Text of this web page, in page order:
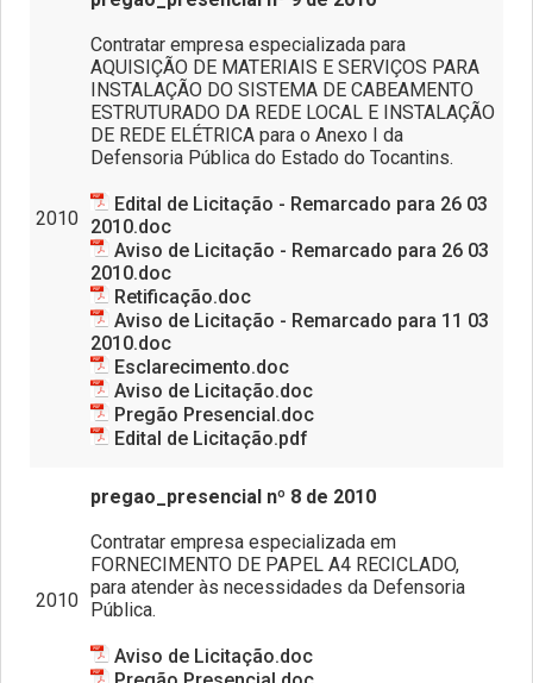
2010
Contratar empresa especializada para
AQUISIÇÃO DE MATERIAIS E SERVIÇOS PARA
INSTALAÇÃO DO SISTEMA DE CABEAMENTO
ESTRUTURADO DA REDE LOCAL E INSTALAÇÃO
DE REDE ELÉTRICA para o Anexo I da
Defensoria Pública do Estado do Tocantins.
Edital de Licitação - Remarcado para 26 03
2010.doc
Aviso de Licitação - Remarcado para 26 03
2010.doc
Retificação.doc
Aviso de Licitação - Remarcado para 11 03
2010.doc
Esclarecimento.doc
Aviso de Licitação.doc
Pregão Presencial.doc
Edital de Licitação.pdf
2010
pregao_presencial nº 8 de 2010
Contratar empresa especializada em
FORNECIMENTO DE PAPEL A4 RECICLADO,
para atender às necessidades da Defensoria
Pública.
Aviso de Licitação.doc